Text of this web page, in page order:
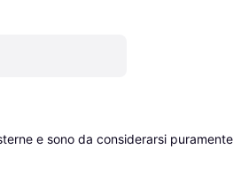
e sono da considerarsi puramente